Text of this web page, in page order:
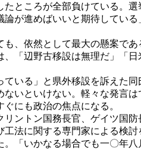
ところが全部負けている。
が進めばいいと期待してい
、依然として最大の懸案で
「辺野古移設は無理だ」「
いる」と県外移設を訴えた
いといけない。軽々な発言
にも政治の焦点になる。
ントン国務長官、ゲイツ国
法に関する専門家による検
「いかなる場合でも一〇年八